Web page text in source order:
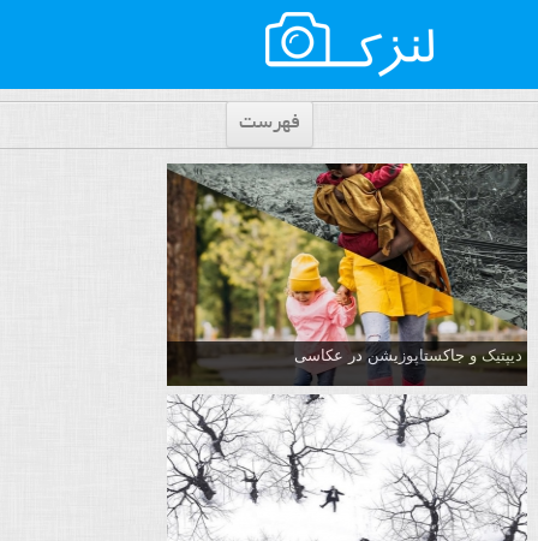
فهرست
دیپتیک و جاکستا‌پوزیشن در عکاسی